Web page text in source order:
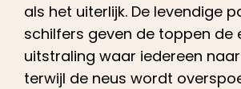
als het uiterlijk. De levendige
schilfers geven de toppen de
uitstraling waar iedereen
terwijl de neus wordt